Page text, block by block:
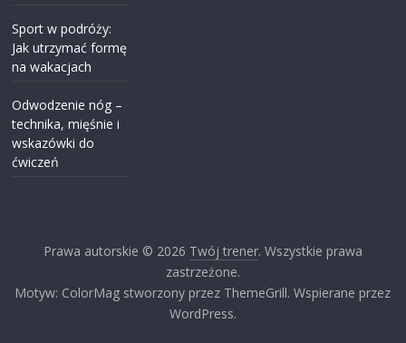
Sport w podróży:
Jak utrzymać formę
na wakacjach
Odwodzenie nóg –
technika, mięśnie i
wskazówki do
ćwiczeń
Prawa autorskie © 2026 Twój trener. Wszystkie prawa
zastrzeżone.
Motyw: ColorMag stworzony przez ThemeGrill. Wspierane przez
WordPress.